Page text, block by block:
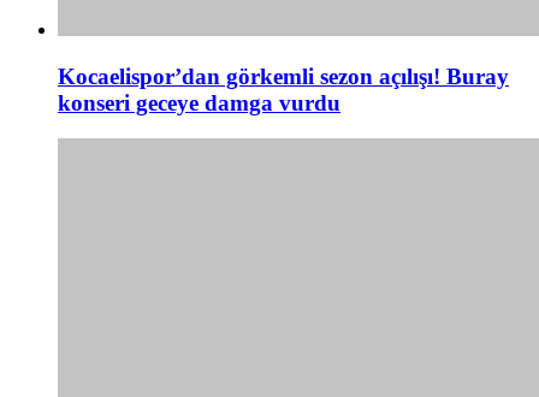
Kocaelispor’dan görkemli sezon açılışı! Buray
konseri geceye damga vurdu